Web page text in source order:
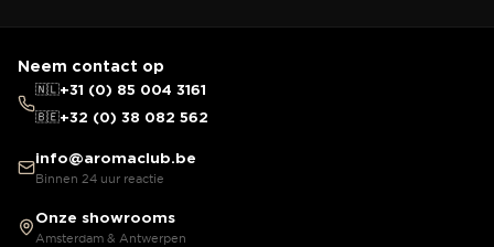
Neem contact op
🇳🇱+31 (0) 85 004 3161
🇧🇪+32 (0) 38 082 562
info@aromaclub.be
Binnen 24 uur reactie
Onze showrooms
Amsterdam & Antwerpen